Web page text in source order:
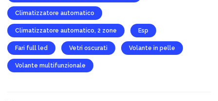
Climatizzatore automatico
Climatizzatore automatico, 2 zone Esp
Fari full led Vetri oscurati Volante in pelle
Volante multifunzionale